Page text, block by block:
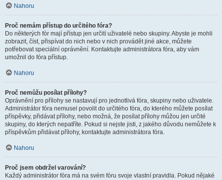
Nahoru
Proč nemám přístup do určitého fóra?
Do některých fór mají přístup jen určití uživatelé nebo skupiny. Abyste je mohli
zobrazit, číst, přispívat do nich nebo v nich provádět jiné akce, můžete
potřebovat speciální oprávnění. Kontaktujte administrátora fóra, aby vám
umožnil do fóra přístup.
Nahoru
Proč nemůžu posílat přílohy?
Oprávnění pro přílohy se nastavují pro jednotlivá fóra, skupiny nebo uživatele.
Administrátor fóra nemusel povolit do určitého fóra, do kterého můžete posílat
příspěvky, přidávat přílohy, nebo možná, že posílat přílohy můžou jen určité
skupiny, do kterých nepatříte. Pokud si nejste jisti, z jakého důvodu nemůžete k
příspěvkům přidávat přílohy, kontaktujte administrátora fóra.
Nahoru
Proč jsem obdržel varování?
Každý administrátor fóra má na svém fóru svoje vlastní pravidla. Pokud nějaké